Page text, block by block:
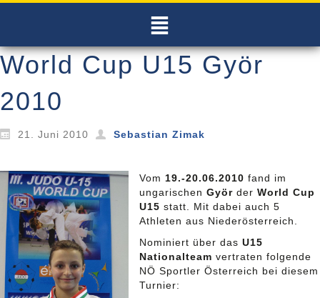
World Cup U15 Györ
2010
21. Juni 2010 Sebastian Zimak
Vom 19.-20.06.2010 fand im
ungarischen Györ der World Cup
U15 statt. Mit dabei auch 5
Athleten aus Niederösterreich.
Nominiert über das U15
Nationalteam vertraten folgende
NÖ Sportler Österreich bei diesem
Turnier: